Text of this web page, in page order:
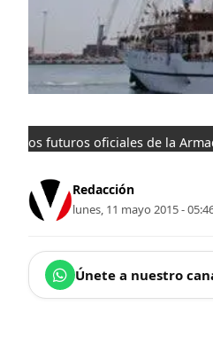
os futuros oficiales de la
Redacción
lunes, 11 mayo 2015 -
Únete a nuestro